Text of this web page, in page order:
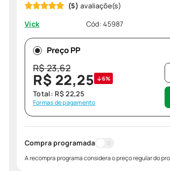
(5)
Vick
Cód:45987
Preço PP
R$23,62
R$ 22,25 6%
Total: R$ 22,25
Formas de pagamento
Compra programada
A recompra programa considera o preço regular do